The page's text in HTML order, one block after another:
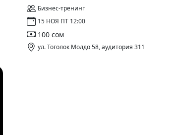
Бизнес-тренинг
15 НОЯ ПТ 12:00
100 сом
ул. Тоголок Молдо 58, аудитория 311